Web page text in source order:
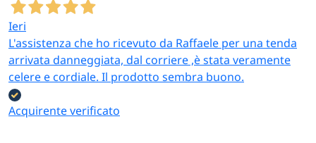
Ieri
L'assistenza che ho ricevuto da Raffaele per una tenda
arrivata danneggiata, dal corriere ,è stata veramente
celere e cordiale. Il prodotto sembra buono.
Acquirente verificato